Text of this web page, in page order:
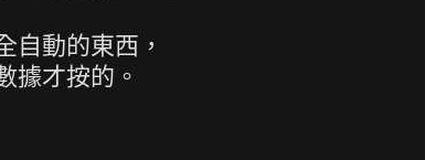
自動的東西，
據才按的。